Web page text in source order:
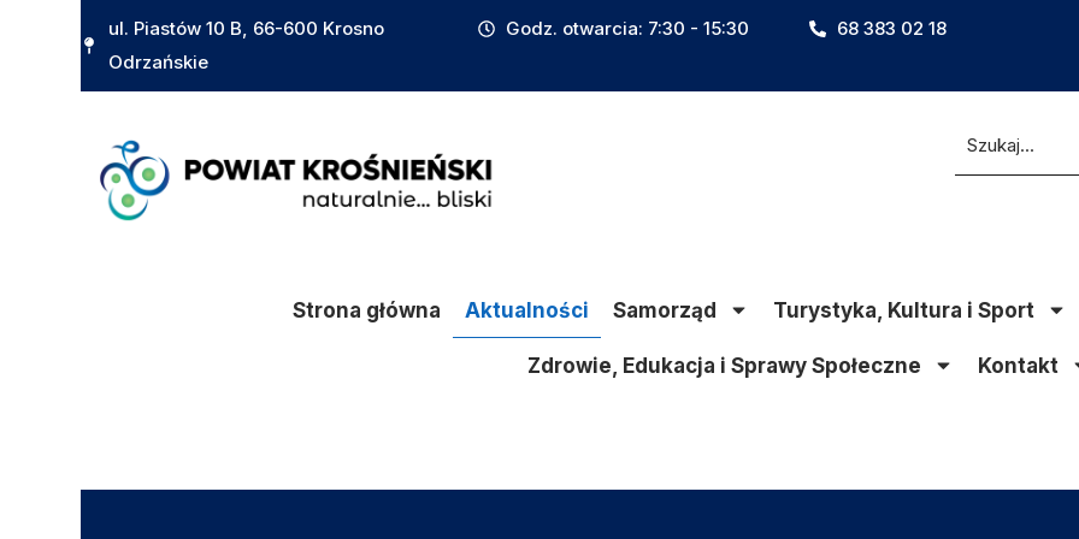
treściul. Piastów 10 B, 66-600 Krosno
Odrzańskie
Godz. otwarcia: 7:30 - 15:30 68 383 02 18
Strona główna Aktualności Samorząd Turystyka, Kultura i Sport
Zdrowie, Edukacja i Sprawy Społeczne Kontakt